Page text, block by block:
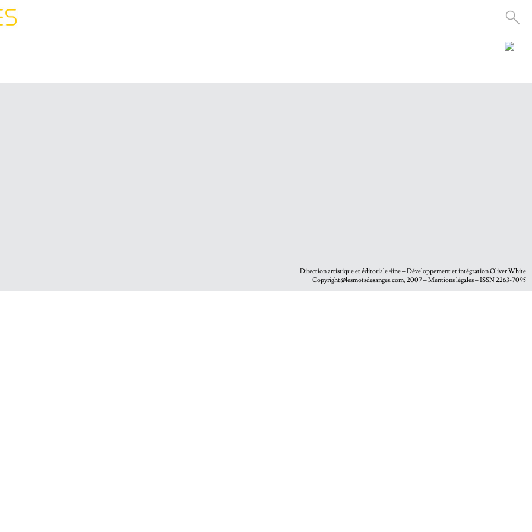
Direction artistique et éditoriale4ine– Développement et intégrationOliver White
Copyright@lesmotsdesanges.com, 2007 – Mentions légales – ISSN 2263-7095